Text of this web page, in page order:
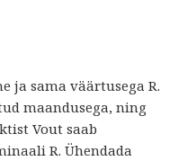
ja sama väärtusega R.
maandusega, ning
Vout saab
R. Ühendada